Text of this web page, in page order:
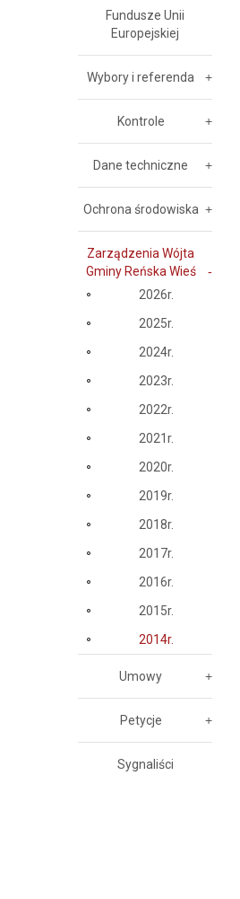
Fundusze Unii
Europejskiej
Wybory i referenda
Kontrole
Dane techniczne
Ochrona środowiska
Zarządzenia Wójta
Gminy Reńska Wieś
2026r.
2025r.
2024r.
2023r.
2022r.
2021r.
2020r.
2019r.
2018r.
2017r.
2016r.
2015r.
2014r.
Umowy
Petycje
Sygnaliści